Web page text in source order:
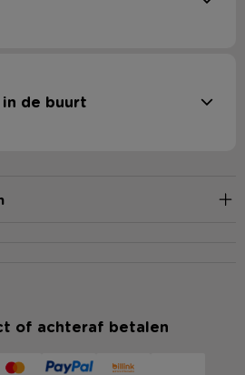
de buurt
of achteraf betalen